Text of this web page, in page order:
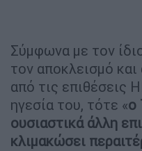
Σύμφωνα με τον
τον αποκλεισμό
από τις επιθέσεις
ηγεσία του, τότε «ο
ουσιαστικά άλλη
κλιμακώσει